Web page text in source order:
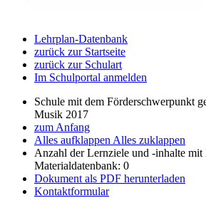
Lehrplan-Datenbank
zurück zur Startseite
zurück zur Schulart
Im Schulportal anmelden
Schule mit dem Förderschwerpunkt
Musik 2017
zum Anfang
Alles aufklappen Alles zuklappen
Anzahl der Lernziele und -inhalte mit
Materialdatenbank: 0
Dokument als PDF herunterladen
Kontaktformular